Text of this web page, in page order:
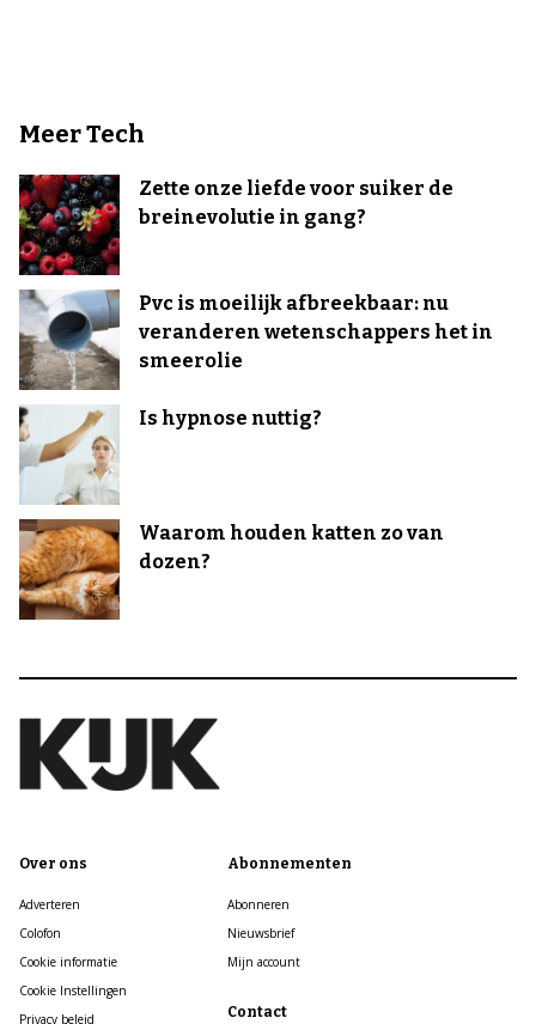
Meer Tech
Zette onze liefde voor suiker de
breinevolutie in gang?
Pvc is moeilijk afbreekbaar: nu
veranderen wetenschappers het in
smeerolie
Is hypnose nuttig?
Waarom houden katten zo van
dozen?
Over ons
Adverteren
Colofon
Cookie informatie
Cookie Instellingen
Privacy beleid
Abonnementen
Abonneren
Nieuwsbrief
Mijn account
Contact